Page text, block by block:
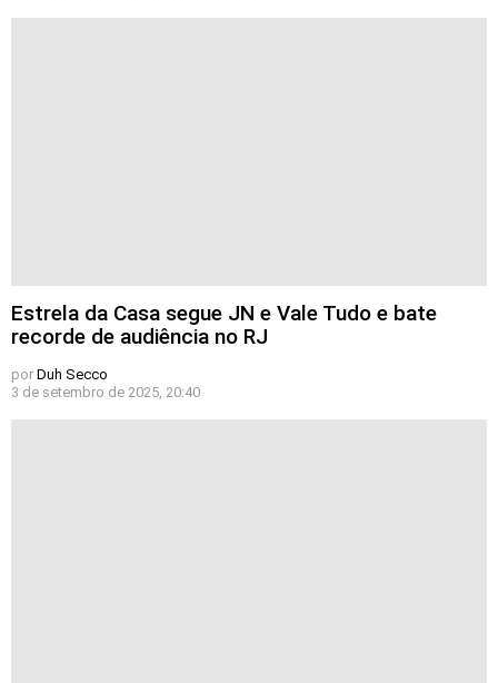
Estrela da Casa segue JN e Vale Tudo e bate
recorde de audiência no RJ
por Duh Secco
3 de setembro de 2025, 20:40